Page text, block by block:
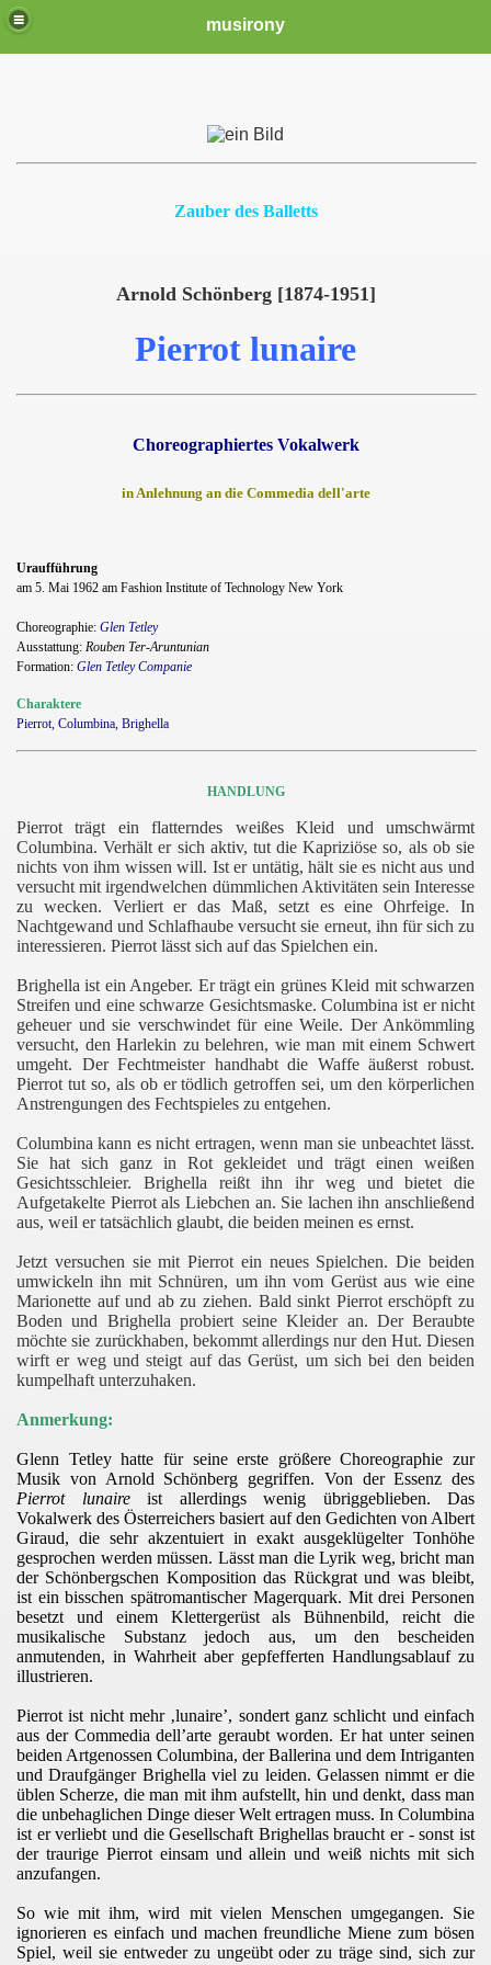
musirony
Zauber des Balletts
Arnold Schönberg [1874-1951]
Pierrot lunaire
Choreographiertes Vokalwerk
in Anlehnung an die Commedia dell'arte
Uraufführung
am 5. Mai 1962 am Fashion Institute of Technology New York
Choreographie: Glen Tetley
Ausstattung: Rouben Ter-Aruntunian
Formation: Glen Tetley Companie
Charaktere
Pierrot, Columbina, Brighella
HANDLUNG
Pierrot trägt ein flatterndes weißes Kleid und umschwärmt
Columbina. Verhält er sich aktiv, tut die Kapriziöse so, als ob sie
nichts von ihm wissen will. Ist er untätig, hält sie es nicht aus und
versucht mit irgendwelchen dümmlichen Aktivitäten sein Interesse
zu wecken. Verliert er das Maß, setzt es eine Ohrfeige. In
Nachtgewand und Schlafhaube versucht sie erneut, ihn für sich zu
interessieren. Pierrot lässt sich auf das Spielchen ein.
Brighella ist ein Angeber. Er trägt ein grünes Kleid mit schwarzen
Streifen und eine schwarze Gesichtsmaske. Columbina ist er nicht
geheuer und sie verschwindet für eine Weile. Der Ankömmling
versucht, den Harlekin zu belehren, wie man mit einem Schwert
umgeht. Der Fechtmeister handhabt die Waffe äußerst robust.
Pierrot tut so, als ob er tödlich getroffen sei, um den körperlichen
Anstrengungen des Fechtspieles zu entgehen.
Columbina kann es nicht ertragen, wenn man sie unbeachtet lässt.
Sie hat sich ganz in Rot gekleidet und trägt einen weißen
Gesichtsschleier. Brighella reißt ihn ihr weg und bietet die
Aufgetakelte Pierrot als Liebchen an. Sie lachen ihn anschließend
aus, weil er tatsächlich glaubt, die beiden meinen es ernst.
Jetzt versuchen sie mit Pierrot ein neues Spielchen. Die beiden
umwickeln ihn mit Schnüren, um ihn vom Gerüst aus wie eine
Marionette auf und ab zu ziehen. Bald sinkt Pierrot erschöpft zu
Boden und Brighella probiert seine Kleider an. Der Beraubte
möchte sie zurückhaben, bekommt allerdings nur den Hut. Diesen
wirft er weg und steigt auf das Gerüst, um sich bei den beiden
kumpelhaft unterzuhaken.
Anmerkung:
Glenn Tetley hatte für seine erste größere Choreographie zur
Musik von Arnold Schönberg gegriffen. Von der Essenz des
Pierrot lunaireist allerdings wenig übriggeblieben. Das
Vokalwerk des Österreichers basiert auf den Gedichten von Albert
Giraud, die sehr akzentuiert in exakt ausgeklügelter Tonhöhe
gesprochen werden müssen. Lässt man die Lyrik weg, bricht man
der Schönbergschen Komposition das Rückgrat und was bleibt,
ist ein bisschen spätromantischer Magerquark. Mit drei Personen
besetzt und einem Klettergerüst als Bühnenbild, reicht die
musikalische Substanz jedoch aus, um den bescheiden
anmutenden, in Wahrheit aber gepfefferten Handlungsablauf zu
illustrieren.
Pierrot ist nicht mehr ‚lunaire’, sondert ganz schlicht und einfach
aus der Commedia dell’arte geraubt worden. Er hat unter seinen
beiden Artgenossen Columbina, der Ballerina und dem Intriganten
und Draufgänger Brighella viel zu leiden. Gelassen nimmt er die
üblen Scherze, die man mit ihm aufstellt, hin und denkt, dass man
die unbehaglichen Dinge dieser Welt ertragen muss. In Columbina
ist er verliebt und die Gesellschaft Brighellas braucht er - sonst ist
der traurige Pierrot einsam und allein und weiß nichts mit sich
anzufangen.
So wie mit ihm, wird mit vielen Menschen umgegangen. Sie
ignorieren es einfach und machen freundliche Miene zum bösen
Spiel, weil sie entweder zu ungeübt oder zu träge sind, sich zur